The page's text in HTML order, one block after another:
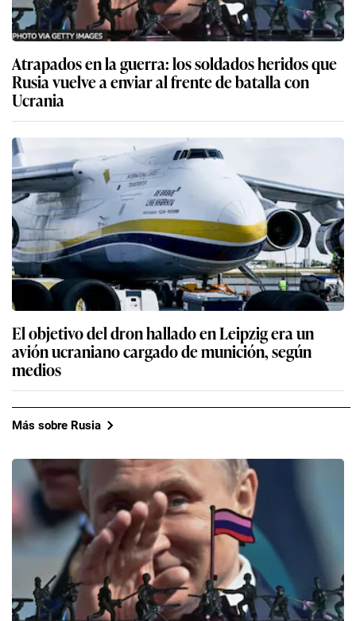
Atrapados en la guerra: los soldados heridos que
Rusia vuelve a enviar al frente de batalla con
Ucrania
El objetivo del dron hallado en Leipzig era un
avión ucraniano cargado de munición, según
medios
Más sobre Rusia